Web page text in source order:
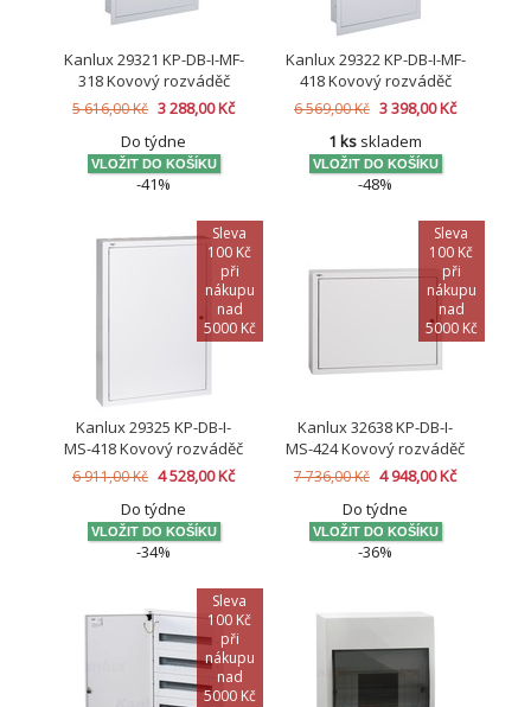
Kanlux 29321 KP-DB-I-MF-
318 Kovový rozváděč
5 616,00 Kč 3 288,00 Kč
Do týdne
-41%
Kanlux 29322 KP-DB-I-MF-
418 Kovový rozváděč
6 569,00 Kč 3 398,00 Kč
1 ks skladem
-48%
Sleva
100 Kč
při
nákupu
nad
5000 Kč
Kanlux 29325 KP-DB-I-
MS-418 Kovový rozváděč
6 911,00 Kč 4 528,00 Kč
Do týdne
-34%
Sleva
100 Kč
při
nákupu
nad
5000 Kč
Kanlux 32638 KP-DB-I-
MS-424 Kovový rozváděč
7 736,00 Kč 4 948,00 Kč
Do týdne
-36%
Sleva
100 Kč
při
nákupu
nad
5000 Kč